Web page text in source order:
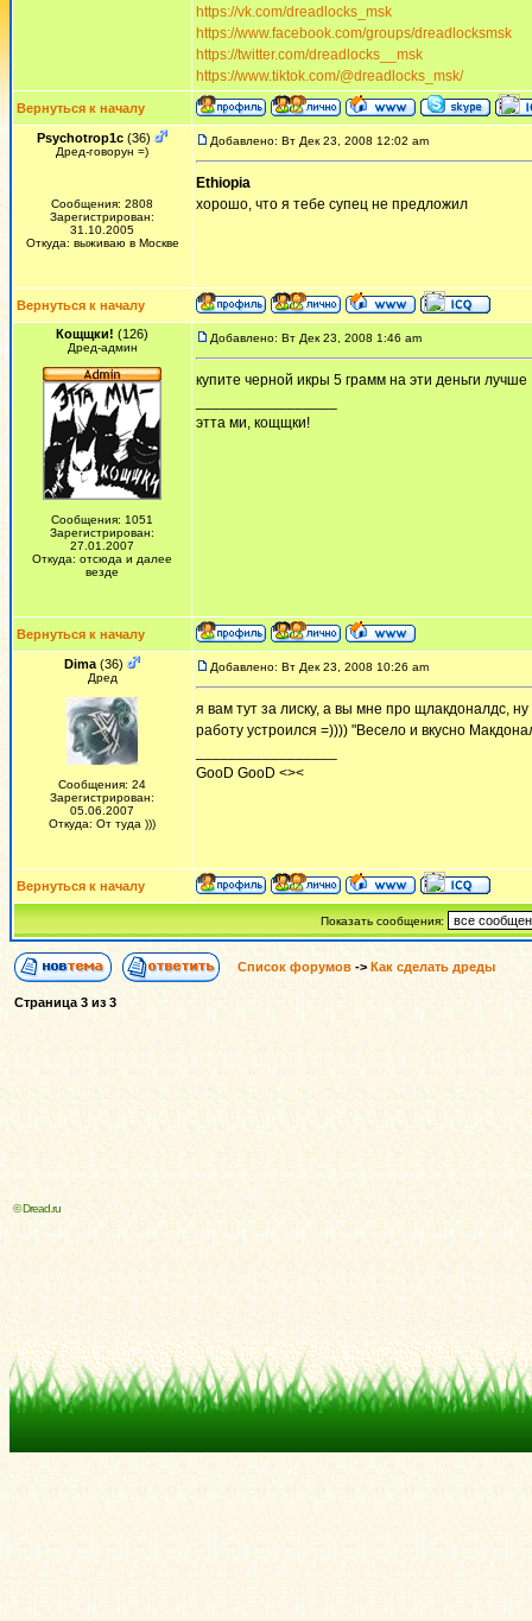
https://vk.com/dreadlocks_msk
https://www.facebook.com/groups/dreadlocksmsk
https://twitter.com/dreadlocks__msk
https://www.tiktok.com/@dreadlocks_msk/
Вернуться к началу
Psychotrop1c (36)
Дред-говорун =)
Сообщения: 2808
Зарегистрирован:
31.10.2005
Откуда: выживаю в Москве
Добавлено: Вт Дек 23, 2008 12:02 am
Ethiopia
хорошо, что я тебе супец не предложил
Вернуться к началу
Кощщки! (126)
Дред-админ
Сообщения: 1051
Зарегистрирован:
27.01.2007
Откуда: отсюда и далее
везде
Добавлено: Вт Дек 23, 2008 1:46 am
купите черной икры 5 грамм на эти деньги лучше
этта ми, кощщки!
Вернуться к началу
Dima (36)
Дред
Сообщения: 24
Зарегистрирован:
05.06.2007
Откуда: От туда )))
Добавлено: Вт Дек 23, 2008 10:26 am
я вам тут за лиску, а вы мне про щлакдоналдс,
работу устроился =)))) "Весело и вкусно
GooD GooD <><
Вернуться к началу
Показать сообщения:
Список форумов -> Как сделать дреды
Страница 3 из 3
© Dread.ru